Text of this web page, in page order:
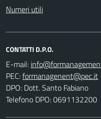
Numeri utili
CONTATTI D.P.O.
E-mail:
PEC:
DPO: Dott. Santo Fabiano
Telefono DPO: 0691132200